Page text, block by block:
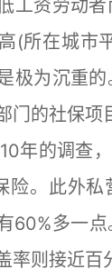
工资劳动
(所在城市
极为沉重
门的社保项
的调查，
险。此外私
60%多一
率则接近百